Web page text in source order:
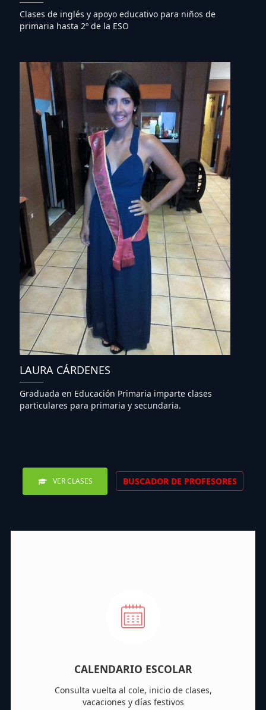
Clases de inglés y apoyo educativo para niños de
primaria hasta 2º de la ESO
LAURA CÁRDENES
Graduada en Educación Primaria imparte clases
particulares para primaria y secundaria.
VER CLASES BUSCADOR DE PROFESORES
CALENDARIO ESCOLAR
Consulta vuelta al cole, inicio de clases,
vacaciones y días festivos